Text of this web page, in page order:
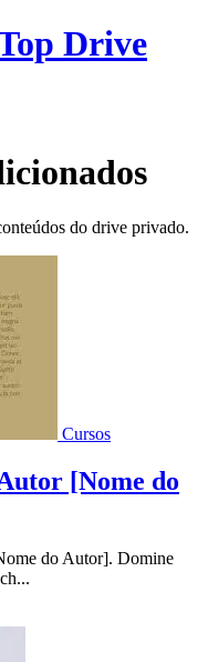
Drive
do drive privado.
Cursos
[Nome do
do Autor]. Domine